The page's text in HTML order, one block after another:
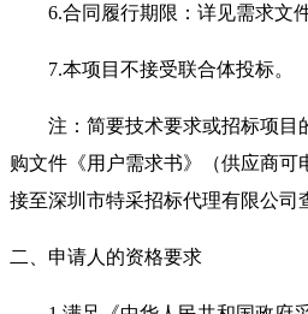
6.合同履行期限：详见需求文件
7.本项目不接受联合体投标。
注：简要技术要求或招标项目
购文件《用户需求书》（供应商可
接至深圳市特采招标代理有限公司
二、申请人的资格要求